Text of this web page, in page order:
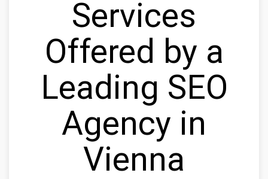
Services
Offered by a
Leading SEO
Agency in
Vienna